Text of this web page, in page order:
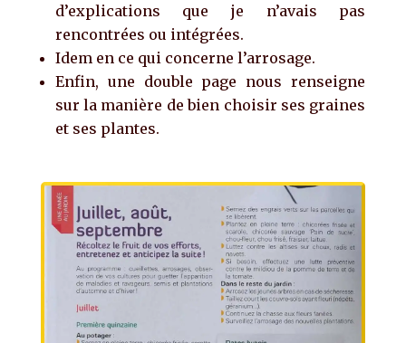
d’explications que je n’avais pas
rencontrées ou intégrées.
Idem en ce qui concerne l’arrosage.
Enfin, une double page nous renseigne
sur la manière de bien choisir ses graines
et ses plantes.